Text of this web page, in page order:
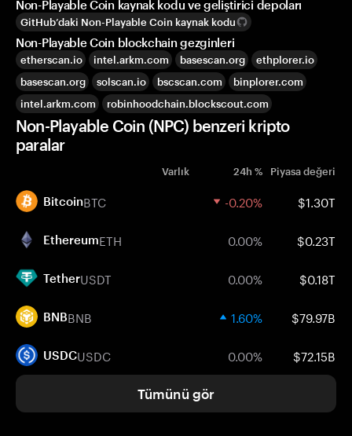
Non-Playable Coin kaynak kodu ve geliştirici depoları
GitHub’daki Non-Playable Coin kaynak kodu
Non-Playable Coin blockchain gezginleri
etherscan.io intel.arkm.com basescan.org
ethplorer.io
basescan.org
solscan.io bscscan.com
binplorer.com
intel.arkm.com
robinhoodchain.blockscout.com
Non-Playable Coin (NPC) benzeri kripto
paralar
Varlık 24h % Piyasa değeri
BitcoinBTC -0.20% $1.30T
EthereumETH 0.00% $0.23T
TetherUSDT 0.00% $0.18T
BNBBNB 1.60% $79.97B
USDCUSDC 0.00% $72.15B
Tümünü gör